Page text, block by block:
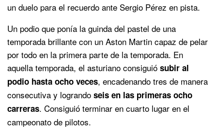
un duelo para el recuerdo ante Sergio Pérez en pista.
Un podio que ponía la guinda del pastel de una
temporada brillante con un Aston Martin capaz de pelar
por todo en la primera parte de la temporada. En
aquella temporada, el asturiano consiguió subir al
podio hasta ocho veces, encadenando tres de manera
consecutiva y logrando seis en las primeras ocho
carreras. Consiguió terminar en cuarto lugar en el
campeonato de pilotos.